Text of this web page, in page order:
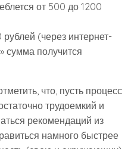
от 500 до 1200
(через интернет-
сумма получится
что, пусть процесс
трудоемкий и
рекомендаций из
намного быстрее